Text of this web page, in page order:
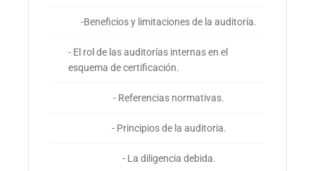
-Beneficios y limitaciones de la auditoría.
- El rol de las auditorías internas en el
esquema de certificación.
- Referencias normativas.
- Principios de la auditoria.
- La diligencia debida.